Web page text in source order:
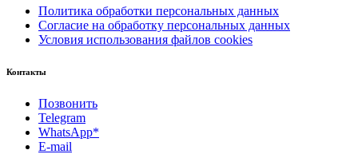
Политика обработки персональных данных
Согласие на обработку персональных данных
Условия использования файлов cookies
Контакты
Позвонить
Telegram
WhatsApp*
E-mail